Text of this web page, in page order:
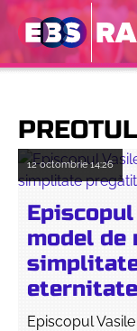
12 octombrie14:26
model de
eternitate
Episcopul